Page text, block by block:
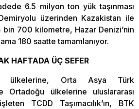
6.5 milyon ton yük taşınması
üzerinden Kazakistan ile
bin 700 kilometre, Hazar Denizi’nin
180 saatte tamamlanıyor.
HAFTADA ÜÇ SEFER
ülkelerine, Orta Asya Türk
Ortadoğu ülkelerine uluslararası
TCDD Taşımacılık’ın, BTK